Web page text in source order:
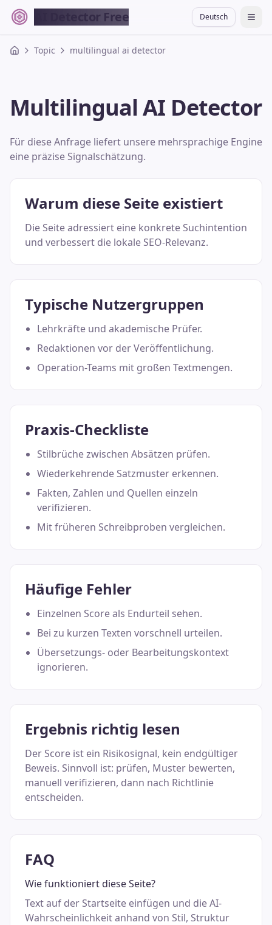
AI Detector Free Deutsch 切换
Topic multilingual ai detector
Multilingual AI Detector
Für diese Anfrage liefert unsere mehrsprachige Engine
eine präzise Signalschätzung.
Warum diese Seite existiert
Die Seite adressiert eine konkrete Suchintention
und verbessert die lokale SEO-Relevanz.
Typische Nutzergruppen
Lehrkräfte und akademische Prüfer.
Redaktionen vor der Veröffentlichung.
Operation-Teams mit großen Textmengen.
Praxis-Checkliste
Stilbrüche zwischen Absätzen prüfen.
Wiederkehrende Satzmuster erkennen.
Fakten, Zahlen und Quellen einzeln
verifizieren.
Mit früheren Schreibproben vergleichen.
Häufige Fehler
Einzelnen Score als Endurteil sehen.
Bei zu kurzen Texten vorschnell urteilen.
Übersetzungs- oder Bearbeitungskontext
ignorieren.
Ergebnis richtig lesen
Der Score ist ein Risikosignal, kein endgültiger
Beweis. Sinnvoll ist: prüfen, Muster bewerten,
manuell verifizieren, dann nach Richtlinie
entscheiden.
FAQ
Wie funktioniert diese Seite?
Text auf der Startseite einfügen und die AI-
Wahrscheinlichkeit anhand von Stil, Struktur